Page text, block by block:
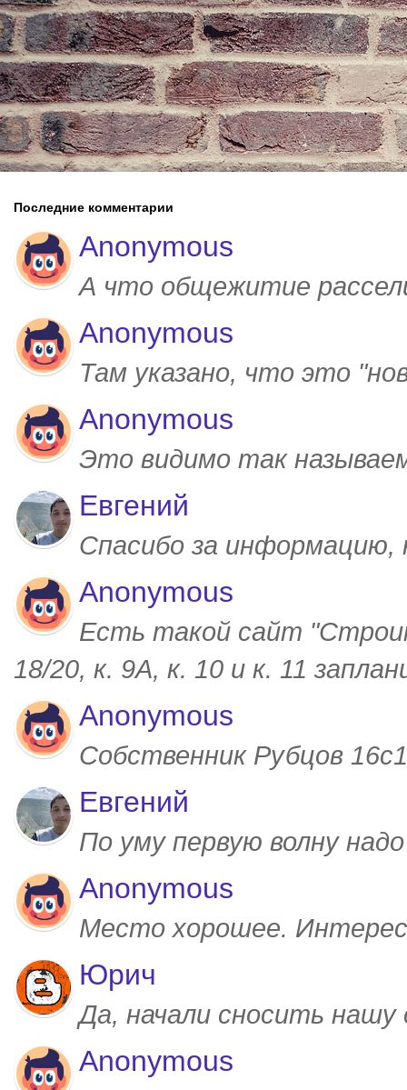
Последние комментарии
Anonymous
А что общежитие
Anonymous
Там указано, что это
Anonymous
Это видимо так
Евгений
Спасибо за
Anonymous
Есть такой сайт
18/20, к. 9А, к. 10 и к. 11
Anonymous
Собственник Рубцов
Евгений
По уму первую волну
Anonymous
Место хорошее.
Юрич
Да, начали сносить
Anonymous